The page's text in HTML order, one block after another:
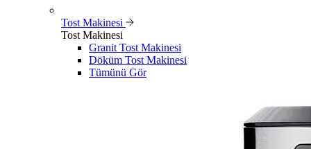
Tost Makinesi
Tost Makinesi
Granit Tost Makinesi
Döküm Tost Makinesi
Tümünü Gör